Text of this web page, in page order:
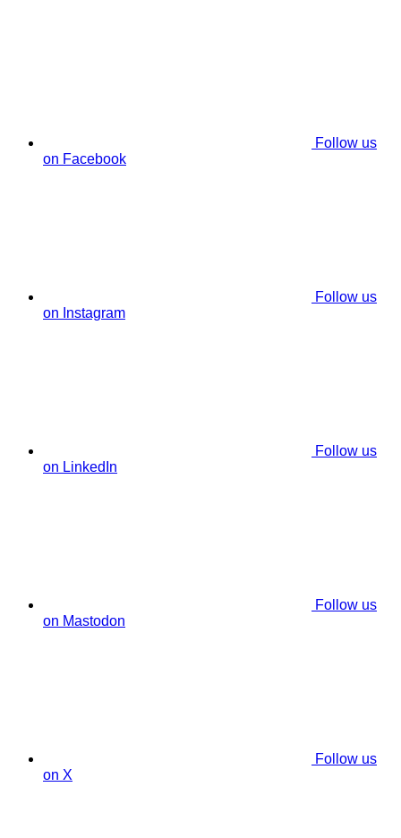
Follow us
on Facebook
Follow us
on Instagram
Follow us
on LinkedIn
Follow us
on Mastodon
Follow us
on X